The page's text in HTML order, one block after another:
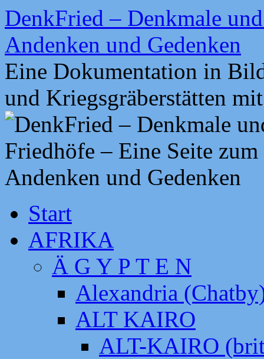
Zum
Inhalt
springen
DenkFried – Denkmale
Andenken und Gedenken
Eine Dokumentation in
und Kriegsgräberstätten
Start
AFRIKA
Ä G Y P T E N
Alexandria
ALT KAIRO
ALT-KAIRO